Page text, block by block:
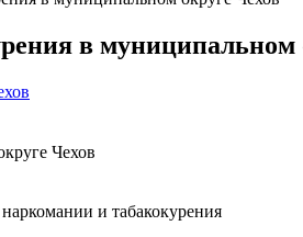
в муниципальном
Чехов
и табакокурения